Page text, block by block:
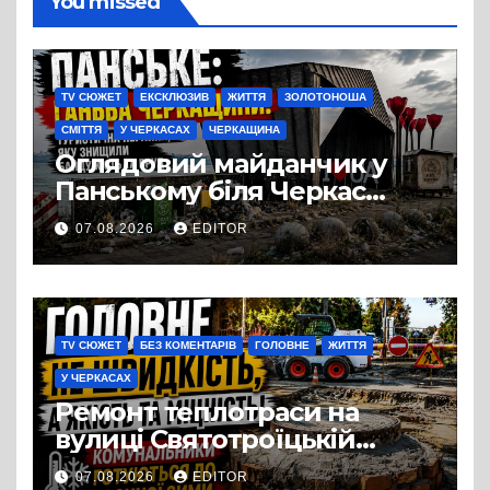
TV СЮЖЕТ ЕКСКЛЮЗИВ ЖИТТЯ ЗОЛОТОНОША
СМІТТЯ У ЧЕРКАСАХ ЧЕРКАЩИНА
Оглядовий майданчик у
Панському біля Черкас
перетворився на занедбане
сміттєзвалище
07.08.2026 EDITOR
TV СЮЖЕТ БЕЗ КОМЕНТАРІВ ГОЛОВНЕ ЖИТТЯ
У ЧЕРКАСАХ
Ремонт теплотраси на
вулиці Святотроїцькій
затягнувся порівняно із
07.08.2026 EDITOR